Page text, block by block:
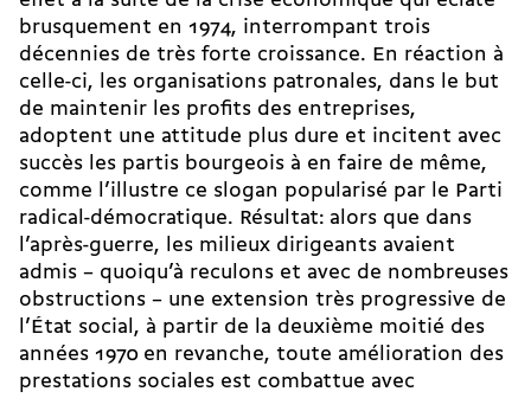
brusquement en 1974, interrompant trois
décennies de très forte croissance. En réaction à
celle-ci, les organisations patronales, dans le but
de maintenir les profits des entreprises,
adoptent une attitude plus dure et incitent avec
succès les partis bourgeois à en faire de même,
comme l’illustre ce slogan popularisé par le Parti
radical-­démocratique. Résultat: alors que dans
l’après-guerre, les milieux dirigeants avaient
admis – quoiqu’à reculons et avec de nombreuses
obstructions – une extension très progressive de
l’État social, à partir de la deuxième moitié des
années 1970 en revanche, toute amélioration des
prestations sociales est combattue avec